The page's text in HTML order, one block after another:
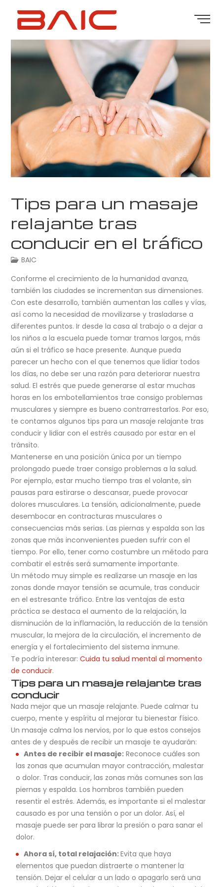
Tips para un masaje
relajante tras
conducir en el tráfico
BAIC
Conforme el crecimiento de la humanidad avanza,
también las ciudades se incrementan sus dimensiones.
Con este desarrollo, también aumentan las calles y vías,
así como la necesidad de movilizarse y trasladarse a
diferentes puntos. Ir desde la casa al trabajo o a dejar a
los niños a la escuela puede tomar tramos largos, más
aún si el tráfico se hace presente. Aunque pueda
parecer un hecho con el que tenemos que lidiar todos
los días, no debe ser una razón para deteriorar nuestra
salud. El estrés que puede generarse al estar muchas
horas en los embotellamientos trae consigo problemas
musculares y siempre es bueno contrarrestarlos. Por eso,
te contamos algunos tips para un masaje relajante tras
conducir y lidiar con el estrés causado por estar en el
tránsito.
Mantenerse en una posición única por un tiempo
prolongado puede traer consigo problemas a la salud.
Por ejemplo, estar mucho tiempo tras el volante, sin
pausas para estirarse o descansar, puede provocar
dolores musculares. La tensión, adicionalmente, puede
desembocar en contracturas musculares o
consecuencias más serias. Las piernas y espalda son las
zonas que más inconvenientes pueden sufrir con el
tiempo. Por ello, tener como costumbre un método para
combatir el estrés será sumamente importante.
Un método muy simple es realizarse un masaje en las
zonas donde mayor tensión se acumule, tras conducir
en el estresante tráfico. Entre las ventajas de esta
práctica se destaca el aumento de la relajación, la
disminución de la inflamación, la reducción de la tensión
muscular, la mejora de la circulación, el incremento de
energía y el fortalecimiento del sistema inmune.
Te podría interesar:Cuida tu salud mental al momento
de conducir.
Tips para un masaje relajante tras
conducir
Nada mejor que un masaje relajante. Puede calmar tu
cuerpo, mente y espíritu al mejorar tu bienestar físico.
Un masaje calma los nervios, por lo que estos consejos
antes de y después de recibir un masaje te ayudarán:
Antes de recibir el masaje: Reconoce cuáles son
las zonas que acumulan mayor contracción, malestar
o dolor. Tras conducir, las zonas más comunes son las
piernas y espalda. Los hombros también pueden
resentir el estrés. Además, es importante si el malestar
causado es por una tensión o por un dolor. Así, el
masaje puede ser para librar la presión o para sanar el
dolor.
Ahora sí, total relajación:Evita que haya
elementos que puedan distraerte o mantener la
tensión. Dejar el celular a un lado o apagarlo será una